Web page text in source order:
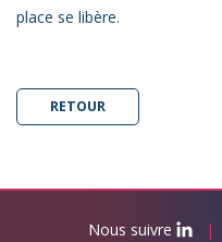
place se libère.
RETOUR
Nous suivre |